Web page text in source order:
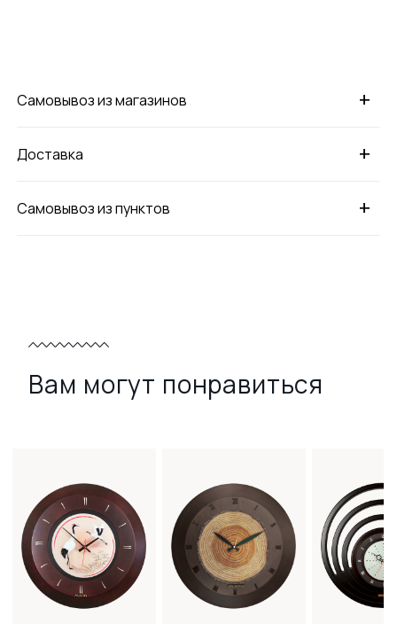
+
Самовывоз из магазинов
+
Доставка
+
Самовывоз из пунктов
Вам могут понравиться